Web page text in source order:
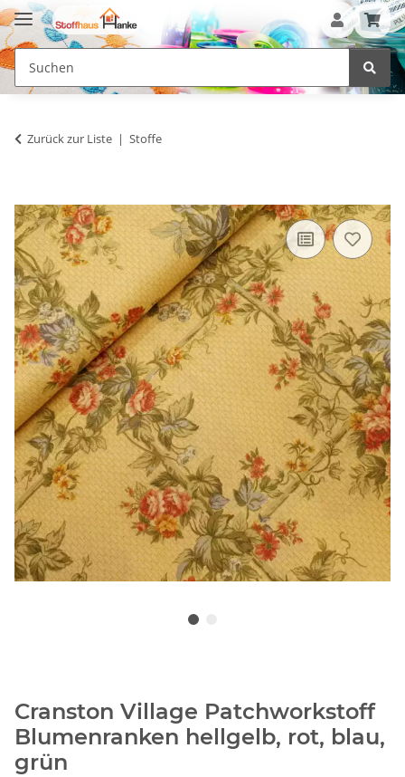
Zurück zur Liste Stoffe
Cranston Village Patchworkstoff
Blumenranken hellgelb, rot, blau,
grün